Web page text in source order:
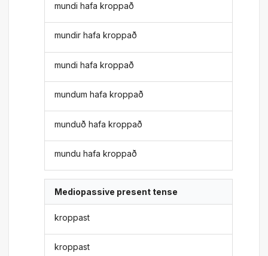
mundi hafa kroppað
mundir hafa kroppað
mundi hafa kroppað
mundum hafa kroppað
munduð hafa kroppað
mundu hafa kroppað
Mediopassive present tense
kroppast
kroppast